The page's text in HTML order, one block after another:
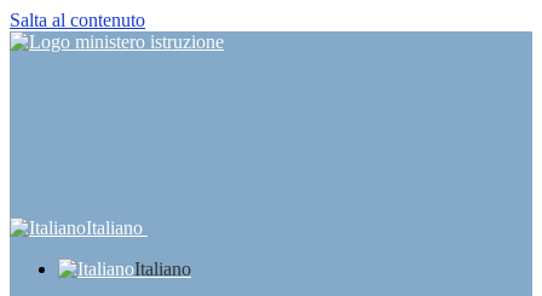
Salta al contenuto
Italiano
Italiano